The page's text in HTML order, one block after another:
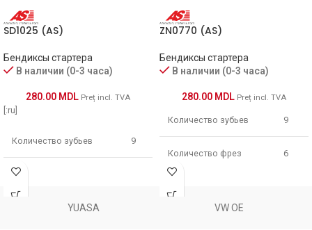
SD1025 (AS)
Бендиксы стартера
В наличии (0-3 часа)
280.00 MDL Preț incl. TVA
[:ru]
Количество зубьев 9
Количество фрез
ZN0770 (AS)
Бендиксы стартера
В наличии (0-3 часа)
280.00 MDL Preț incl. TVA
Количество зубьев 9
Количество фрез 6
YUASA VW OE